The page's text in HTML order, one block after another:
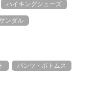
ハイキングシューズ
ンダル
パンツ・ボトムス